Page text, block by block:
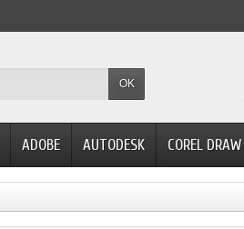
OK
ADOBE AUTODESK COREL DRAW